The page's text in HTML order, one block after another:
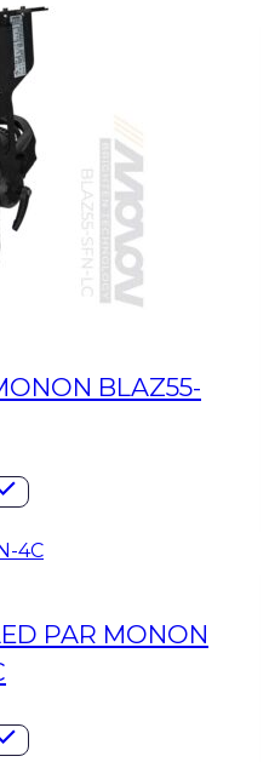
BLAZ55-
PAR MONON